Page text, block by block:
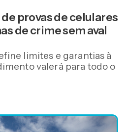
de crime sem aval
provas de celulares
de crime sem aval
limites e garantias à
valerá para todo o